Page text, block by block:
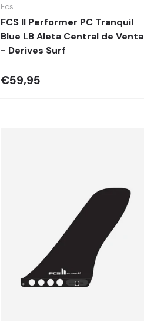
Fcs
FCS II Performer PC Tranquil
Blue LB Aleta Central de Venta
- Derives Surf
€59,95